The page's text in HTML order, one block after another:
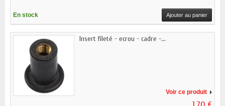
En stock Ajouter au panier
Insert fileté - ecrou - cadre -...
Voir ce produit